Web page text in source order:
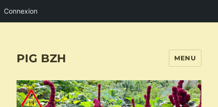
Connexion
PIG BZH MENU